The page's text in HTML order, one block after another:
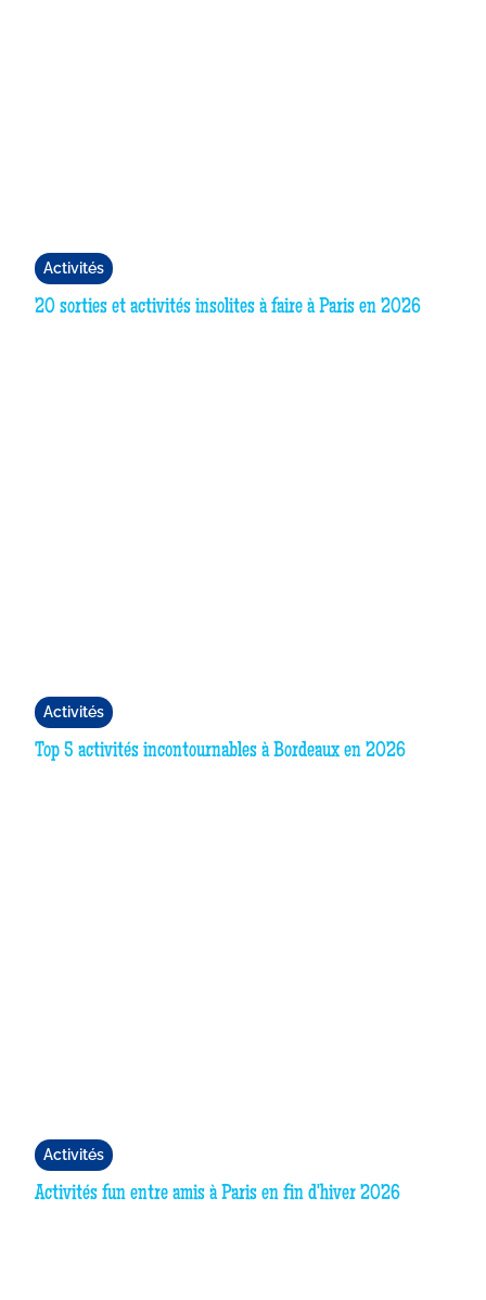
Activités
20 sorties et activités insolites à faire à Paris en 2026
Activités
Top 5 activités incontournables à Bordeaux en 2026
Activités
Activités fun entre amis à Paris en fin d'hiver 2026